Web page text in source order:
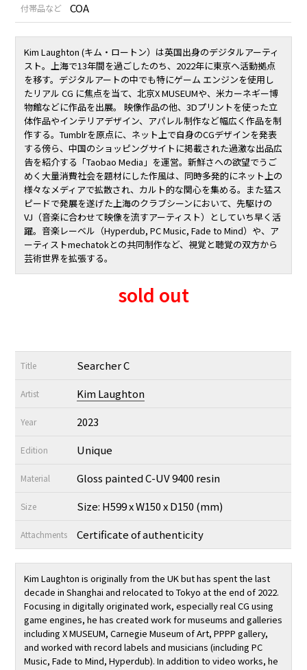
付帯品など COA
Kim Laughton (キム・ロートン）は英国出身のデジタルアーティ
スト。上海で13年間を過ごしたのち、2022年に東京へ活動拠点
を移す。デジタルアートの中でも特にゲーム エンジンを使用し
たリアル CG に焦点を当て、北京X MUSEUMや、米カーネギー博
物館などに作品を出展。 映像作品の他、3Dプリントを使った立
体作品やインテリアデザイン、アパレル制作など幅広く作品を制
作する。Tumblrを原点に、ネット上で自身のCGデザインを発表
する傍ら、中国のショッピングサイトに掲載された過激な出品広
告を紹介する「Taobao Media」を運営。新鮮さへの欲望でうご
めく大量消費社会を題材にした作風は、同時多発的にネット上の
様々なメディアで拡散され、カルト的な関心を集める。また猛ス
ピードで発展を遂げた上海のクラブシーンにおいて、先駆けの
VJ（音楽に合わせて映像を流すアーティスト）としていち早く活
躍。音楽レーベル（Hyperdub, PC Music, Fade to Mind）や、ア
ーティストmechatokとの共同制作など、視覚と聴覚の双方から
芸術世界を拡張する。
sold out
Title Searcher C
Artist Kim Laughton
Year 2023
Edition Unique
Material Gloss painted C-UV 9400 resin
Size Size: H599 x W150 x D150 (mm)
Attachments Certificate of authenticity
Kim Laughton is originally from the UK but has spent the last
decade in Shanghai and relocated to Tokyo at the end of 2022.
Focusing in digitally originated work, especially real CG using
game engines, he has created work for museums and galleries
including X MUSEUM, Carnegie Museum of Art, PPPP gallery,
and worked with record labels and musicians (including PC
Music, Fade to Mind, Hyperdub). In addition to video works, he